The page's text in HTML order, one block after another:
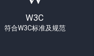
W3C
符合W3C标准及规范